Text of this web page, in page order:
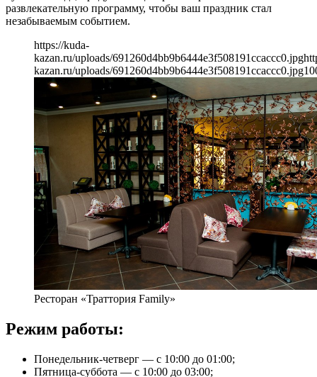
развлекательную программу, чтобы ваш праздник стал
незабываемым событием.
https://kuda-
kazan.ru/uploads/691260d4bb9b6444e3f508191ccaccc0.jpg
kazan.ru/uploads/691260d4bb9b6444e3f508191ccaccc0.jpg
Ресторан «Траттория Family»
Режим работы:
Понедельник-четверг — с 10:00 до 01:00;
Пятница-суббота — с 10:00 до 03:00;